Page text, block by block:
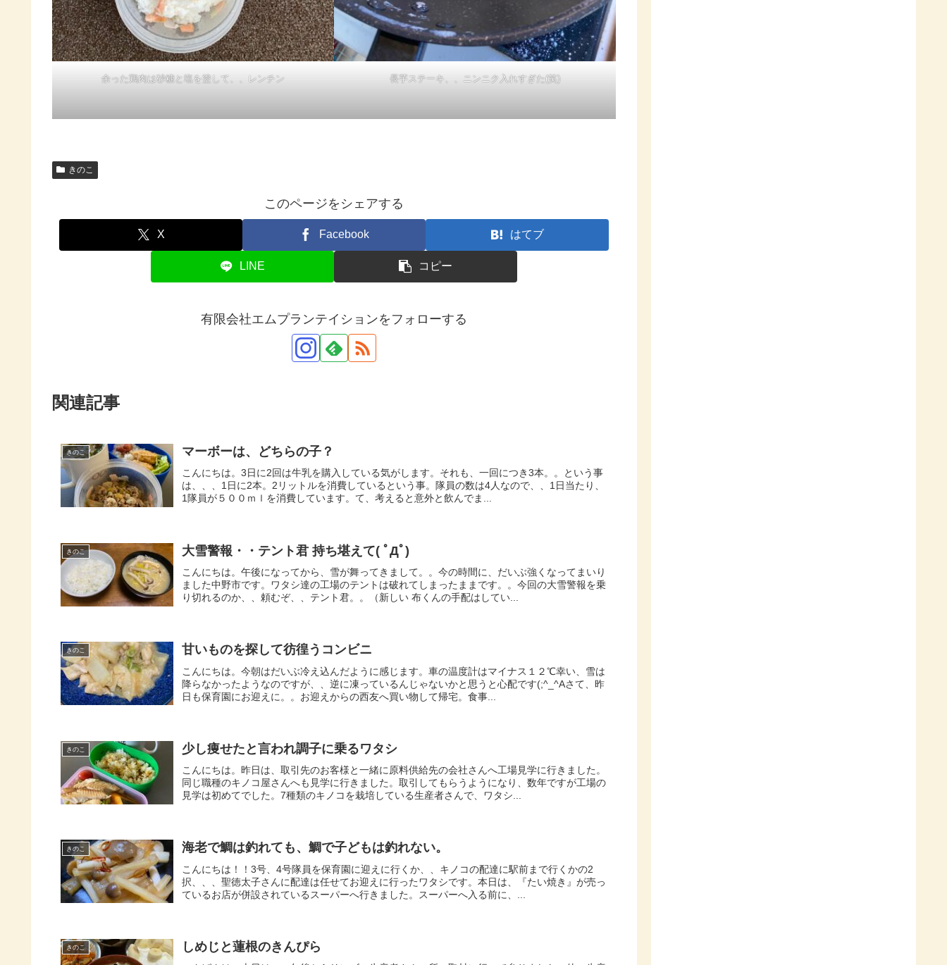
余った鶏肉は砂糖と塩を塗して、、レンチン 長芋ステーキ、、ニンニク入れすぎた(笑)
きのこ
このページをシェアする
X Facebook はてブ
LINE コピー
有限会社エムプランテイションをフォローする
関連記事
きのこ マーボーは、どちらの子？
こんにちは。3日に2回は牛乳を購入している気がします。それも、一回につき3本。。という事
は、、、1日に2本。2リットルを消費しているという事。隊員の数は4人なので、、1日当たり、
1隊員が５００ｍｌを消費しています。て、考えると意外と飲んでま...
きのこ 大雪警報・・テント君 持ち堪えて( ﾟДﾟ)
こんにちは。午後になってから、雪が舞ってきまして。。今の時間に、だいぶ強くなってまいり
ました中野市です。ワタシ達の工場のテントは破れてしまったままです。。今回の大雪警報を乗
り切れるのか、、頼むぞ、、テント君。。（新しい 布くんの手配はしてい...
きのこ 甘いものを探して彷徨うコンビニ
こんにちは。今朝はだいぶ冷え込んだように感じます。車の温度計はマイナス１２℃幸い、雪は
降らなかったようなのですが、、逆に凍っているんじゃないかと思うと心配です(;^_^Aさて、昨
日も保育園にお迎えに。。お迎えからの西友へ買い物して帰宅。食事...
きのこ 少し痩せたと言われ調子に乗るワタシ
こんにちは。昨日は、取引先のお客様と一緒に原料供給先の会社さんへ工場見学に行きました。
同じ職種のキノコ屋さんへも見学に行きました。取引してもらうようになり、数年ですが工場の
見学は初めてでした。7種類のキノコを栽培している生産者さんで、ワタシ...
きのこ 海老で鯛は釣れても、鯛で子どもは釣れない。
こんにちは！！3号、4号隊員を保育園に迎えに行くか、、キノコの配達に駅前まで行くかの2
択、、、聖徳太子さんに配達は任せてお迎えに行ったワタシです。本日は、『たい焼き』が売っ
ているお店が併設されているスーパーへ行きました。スーパーへ入る前に、...
きのこ しめじと蓮根のきんぴら